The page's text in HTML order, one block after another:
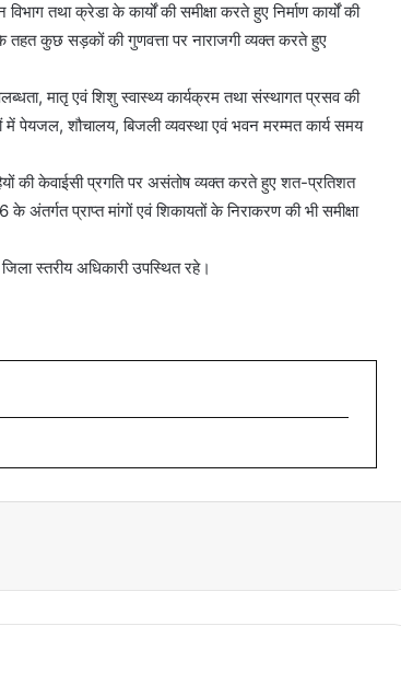
तथा क्रेडा के कार्यों की समीक्षा करते हुए निर्माण कार्यों की
तहत कुछ सड़कों की गुणवत्ता पर नाराजगी व्यक्त करते हुए
मातृ एवं शिशु स्वास्थ्य कार्यक्रम तथा संस्थागत प्रसव की
में पेयजल, शौचालय, बिजली व्यवस्था एवं भवन मरम्मत कार्य समय
की केवाईसी प्रगति पर असंतोष व्यक्त करते हुए शत-प्रतिशत
प्राप्त मांगों एवं शिकायतों के निराकरण की भी समीक्षा
स्तरीय अधिकारी उपस्थित रहे।